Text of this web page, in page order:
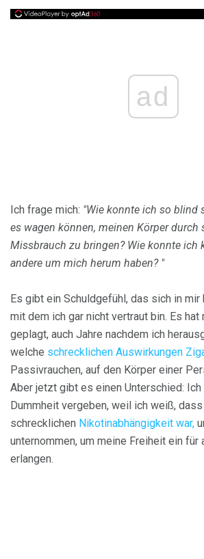
ad
Ich frage mich: "Wie konnte ich so blind
es wagen können, meinen Körper durch
Missbrauch zu bringen? Wie konnte ich
andere um mich herum haben? "
Es gibt ein Schuldgefühl, das sich in mir
mit dem ich gar nicht vertraut bin. Es hat
geplagt, auch Jahre nachdem ich
welche schrecklichen Auswirkungen
Passivrauchen, auf den Körper einer
Aber jetzt gibt es einen Unterschied: Ich
Dummheit vergeben, weil ich weiß,
schrecklichen Nikotinabhängigkeit war,
unternommen, um meine Freiheit ein für
erlangen.